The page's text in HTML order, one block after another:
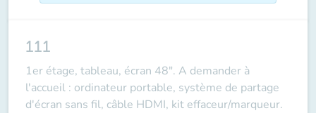
111
1er étage, tableau, écran 48". A demander à
l'accueil : ordinateur portable, système de partage
d'écran sans fil, câble HDMI, kit effaceur/marqueur.